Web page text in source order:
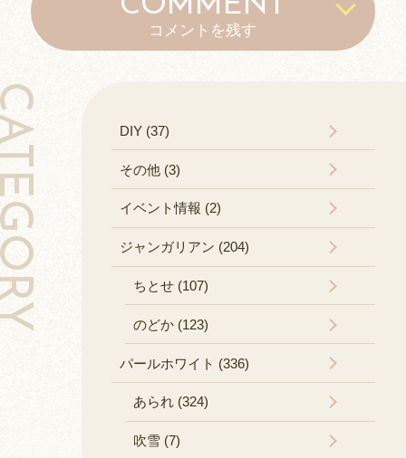
コメントを残す
DIY (37)
その他 (3)
イベント情報 (2)
ジャンガリアン (204)
ちとせ (107)
のどか (123)
パールホワイト (336)
あられ (324)
吹雪 (7)